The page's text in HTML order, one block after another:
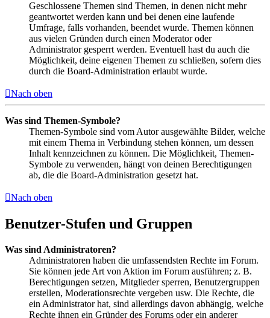
Geschlossene Themen sind Themen, in denen nicht mehr
geantwortet werden kann und bei denen eine laufende
Umfrage, falls vorhanden, beendet wurde. Themen können
aus vielen Gründen durch einen Moderator oder
Administrator gesperrt werden. Eventuell hast du auch die
Möglichkeit, deine eigenen Themen zu schließen, sofern dies
durch die Board-Administration erlaubt wurde.
Nach oben
Was sind Themen-Symbole?
Themen-Symbole sind vom Autor ausgewählte Bilder, welche
mit einem Thema in Verbindung stehen können, um dessen
Inhalt kennzeichnen zu können. Die Möglichkeit, Themen-
Symbole zu verwenden, hängt von deinen Berechtigungen
ab, die die Board-Administration gesetzt hat.
Nach oben
Benutzer-Stufen und Gruppen
Was sind Administratoren?
Administratoren haben die umfassendsten Rechte im Forum.
Sie können jede Art von Aktion im Forum ausführen; z. B.
Berechtigungen setzen, Mitglieder sperren, Benutzergruppen
erstellen, Moderationsrechte vergeben usw. Die Rechte, die
ein Administrator hat, sind allerdings davon abhängig, welche
Rechte ihnen ein Gründer des Forums oder ein anderer